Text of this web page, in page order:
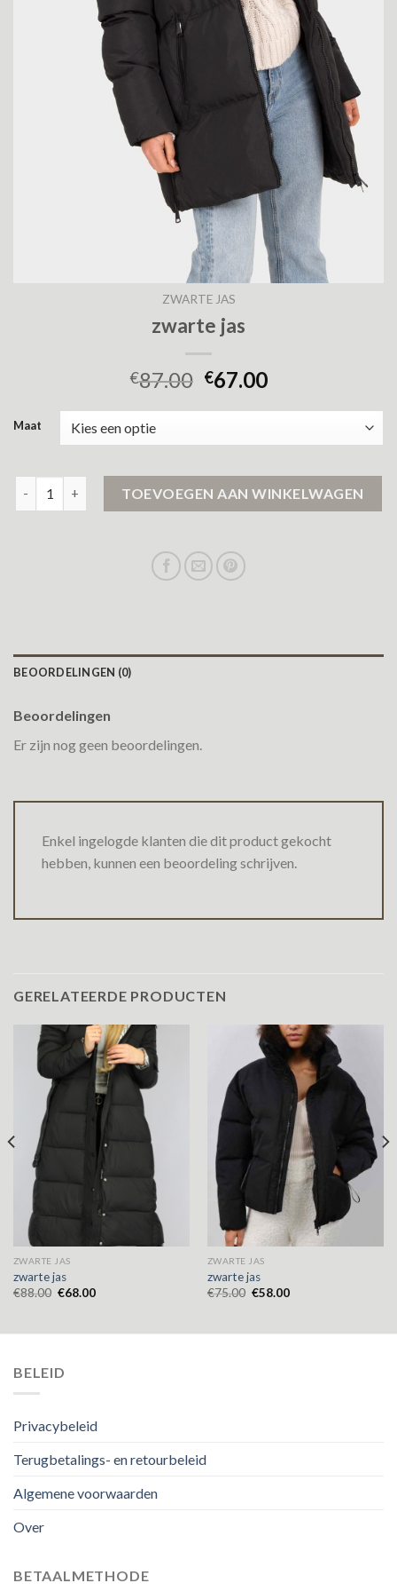
ZWARTE JAS
zwarte jas
€87.00 €67.00
Maat
TOEVOEGEN AAN WINKELWAGEN
BEOORDELINGEN (0)
Beoordelingen
Er zijn nog geen beoordelingen.
Enkel ingelogde klanten die dit product gekocht
hebben, kunnen een beoordeling schrijven.
GERELATEERDE PRODUCTEN
ZWARTE JAS
zwarte jas
€88.00 €68.00
ZWARTE JAS
zwarte jas
€75.00 €58.00
BELEID
Privacybeleid
Terugbetalings- en retourbeleid
Algemene voorwaarden
Over
BETAALMETHODE